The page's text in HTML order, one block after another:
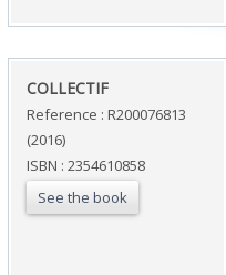
‎COLLECTIF‎
Reference : R200076813
(2016)
ISBN : 2354610858
See the book